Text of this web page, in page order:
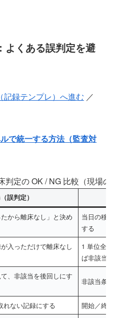
よくある誤判定を避
記録テンプレ）へ進む ／
で統一する方法（監査対
判定の OK / NG 比較（現場
誤判定）
たから離床なし」と決め
当日の移
する
入っただけで離床なし
1 単位全
ば非該当
、非該当を後回しにす
非該当条
れない記録にする 開始／終